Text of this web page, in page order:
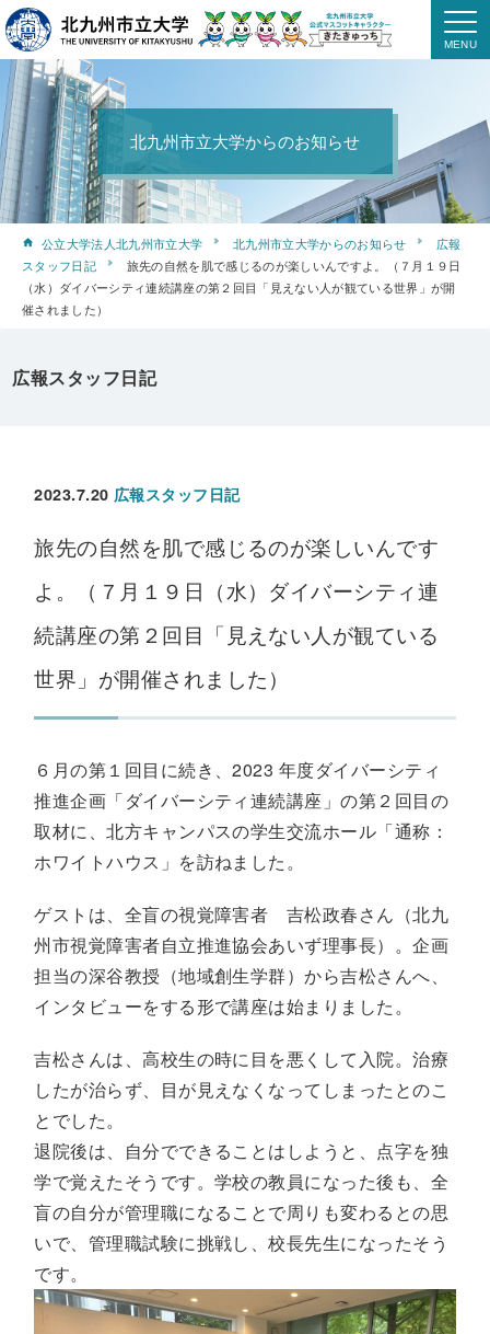
北九州市立大学からのお知らせ
公立大学法人北九州市立大学 北九州市立大学からのお知らせ
広報
スタッフ日記
旅先の自然を肌で感じるのが楽しいんですよ。（７月１９日
（水）ダイバーシティ連続講座の第２回目「見えない人が観ている世界」が開
催されました）
広報スタッフ日記
2023.7.20 広報スタッフ日記
旅先の自然を肌で感じるのが楽しいんです
よ。（７月１９日（水）ダイバーシティ連
続講座の第２回目「見えない人が観ている
世界」が開催されました）
６月の第１回目に続き、2023 年度ダイバーシティ
推進企画「ダイバーシティ連続講座」の第２回目の
取材に、北方キャンパスの学生交流ホール「通称：
ホワイトハウス」を訪ねました。
ゲストは、全盲の視覚障害者 吉松政春さん（北九
州市視覚障害者自立推進協会あいず理事長）。企画
担当の深谷教授（地域創生学群）から吉松さんへ、
インタビューをする形で講座は始まりました。
吉松さんは、高校生の時に目を悪くして入院。治療
したが治らず、目が見えなくなってしまったとのこ
とでした。
退院後は、自分でできることはしようと、点字を独
学で覚えたそうです。学校の教員になった後も、全
盲の自分が管理職になることで周りも変わるとの思
いで、管理職試験に挑戦し、校長先生になったそう
です。